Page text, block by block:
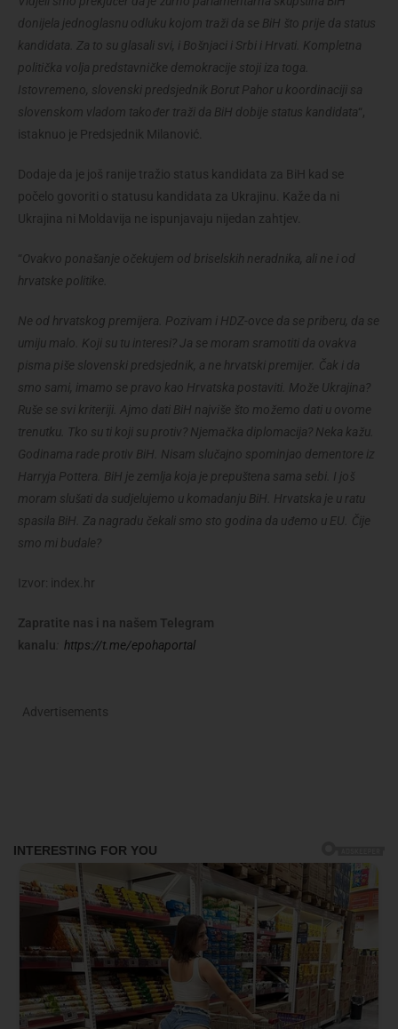
donijela jednoglasnu odluku kojom traži da se BiH što prije da status
kandidata. Za to su glasali svi, i Bošnjaci i Srbi i Hrvati. Kompletna
politička volja predstavničke demokracije stoji iza toga.
Istovremeno, slovenski predsjednik Borut Pahor u koordinaciji sa
slovenskom vladom također traži da BiH dobije status kandidata“,
istaknuo je Predsjednik Milanović.
Dodaje da je još ranije tražio status kandidata za BiH kad se
počelo govoriti o statusu kandidata za Ukrajinu. Kaže da ni
Ukrajina ni Moldavija ne ispunjavaju nijedan zahtjev.
“Ovakvo ponašanje očekujem od briselskih neradnika, ali ne i od
hrvatske politike.
Ne od hrvatskog premijera. Pozivam i HDZ-ovce da se priberu, da se
umiju malo. Koji su tu interesi? Ja se moram sramotiti da ovakva
pisma piše slovenski predsjednik, a ne hrvatski premijer. Čak i da
smo sami, imamo se pravo kao Hrvatska postaviti. Može Ukrajina?
Ruše se svi kriteriji. Ajmo dati BiH najviše što možemo dati u ovome
trenutku. Tko su ti koji su protiv? Njemačka diplomacija? Neka kažu.
Godinama rade protiv BiH. Nisam slučajno spominjao dementore iz
Harryja Pottera. BiH je zemlja koja je prepuštena sama sebi. I još
moram slušati da sudjelujemo u komadanju BiH. Hrvatska je u ratu
spasila BiH. Za nagradu čekali smo sto godina da uđemo u EU. Čije
smo mi budale?
Izvor: index.hr
Zapratite nas i na našem Telegram
kanalu
https://t.me/epohaportal
Advertisements